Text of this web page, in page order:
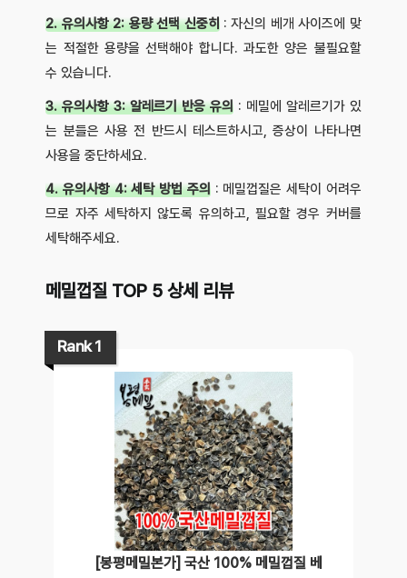
2. 유의사항 2: 용량 선택 신중히: 자신의 베개 사이즈에 맞
는 적절한 용량을 선택해야 합니다. 과도한 양은 불필요할
수 있습니다.
3. 유의사항 3: 알레르기 반응 유의: 메밀에 알레르기가 있
는 분들은 사용 전 반드시 테스트하시고, 증상이 나타나면
사용을 중단하세요.
4. 유의사항 4: 세탁 방법 주의: 메밀껍질은 세탁이 어려우
므로 자주 세탁하지 않도록 유의하고, 필요할 경우 커버를
세탁해주세요.
메밀껍질 TOP 5 상세 리뷰
Rank 1
[봉평메밀본가] 국산 100% 메밀껍질 베